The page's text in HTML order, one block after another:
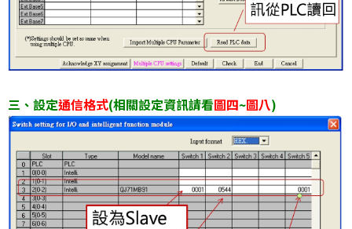
三、設定通信格式(相關設定資訊請看圖四~圖八)